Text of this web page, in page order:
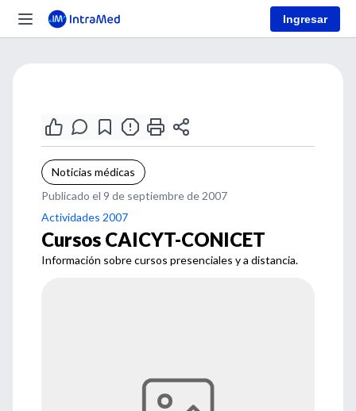
Ingresar
Noticias médicas
Publicado el 9 de septiembre de 2007
Actividades 2007
Cursos CAICYT-CONICET
Información sobre cursos presenciales y a distancia.